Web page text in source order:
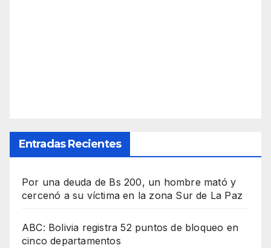
Entradas Recientes
Por una deuda de Bs 200, un hombre mató y
cercenó a su víctima en la zona Sur de La Paz
ABC: Bolivia registra 52 puntos de bloqueo en
cinco departamentos